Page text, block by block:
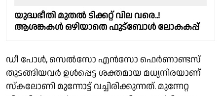
യുദ്ധഭീതി മുതൽ ടിക്കറ്റ് വില വരെ..!
ആശങ്കകൾ ഒഴിയാതെ ഫുട്‌ബോൾ ലോകകപ്പ്
ഡീ പോള്‍, സെല്‍സോ എന്‍സോ ഫെര്‍ണാണ്ടസ്
തുടങ്ങിയവര്‍ ഉള്‍പ്പെട്ട ശക്തമായ മധ്യനിരയാണ്
സ്‌കലോണി മുന്നോട്ട് വച്ചിരിക്കുന്നത്. മുന്നേറ്റ